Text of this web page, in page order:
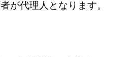
が代理人となります。